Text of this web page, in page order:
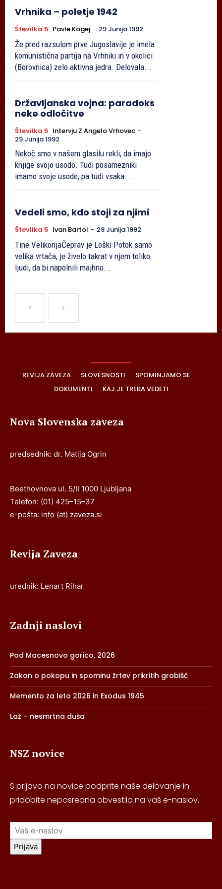
Vrhnika – poletje 1942
Številka 5 Pavle Kogej - 29 Junija 1992
Že pred razsulom prve Jugoslavije je imela
komunistična partija na Vrhniki in v okolici
(Borovnica) zelo aktivna jedra. Delovala...
Državljanska vojna: paradoks
neke odločitve
Številka 5 Intervju Z Angelo Vrhovec -
29 Junija 1992
Nekoč smo v našem glasilu rekli, da imajo
knjige svojo usodo. Tudi posamezniki
imamo svoje usode, pa tudi vsaka...
Vedeli smo, kdo stoji za njimi
Številka 5 Ivan Bartol - 29 Junija 1992
Tine VelikonjaČeprav je Loški Potok samo
velika vrtača, je živelo takrat v njem toliko
ljudi, da bi napolnili majhno...
REVIJA ZAVEZA SLOVESNOSTI
SPOMINJAMO SE
DOKUMENTI
KAJ JE TREBA VEDETI
Nova Slovenska zaveza
predsednik: dr. Matija Ogrin
Beethovnova ul. 5/II 1000 Ljubljana
Telefon: (01) 425–15–37
e-pošta: info (at) zaveza.si
Revija Zaveza
urednik: Lenart Rihar
Zadnji naslovi
Pod Macesnovo gorico, 2026
Zakon o pokopu in spominu žrtev prikritih grobišč
Memento za leto 2026 in Exodus 1945
Laž – nesmrtna duša
NSZ novice
S prijavo na novice podprite naše delovanje in
pridobite neposredna obvestila na vaš e-naslov.
Prijava